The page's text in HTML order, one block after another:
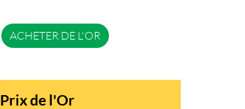
ACHETER DE L'OR
Prix de l'Or